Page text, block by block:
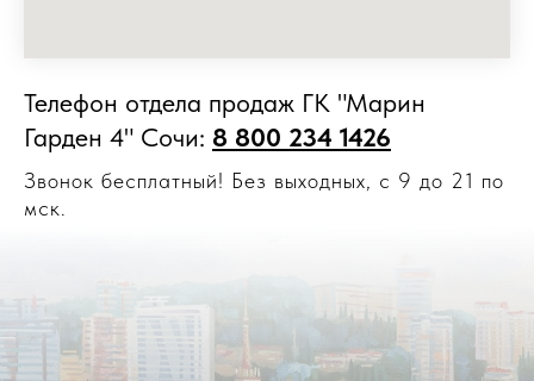
Телефон отдела продаж ГК "Марин
Гарден 4" Сочи: 8 800 234 1426
Звонок бесплатный! Без выходных, с 9 до 21 по
мск.